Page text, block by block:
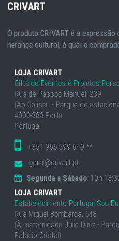
CRIVART
O produto CRIVART é a expressão
herança cultural, à qual o
LOJA CRIVART
Gifts de Eventos e Projetos
Rua de Passos Manuel, 239
(Ao Coliseu - Parque de
4000-383 Porto
Portugal
+351 966 599 649 **
geral@crivart.pt
Segunda a Sábado: 10h-
LOJA CRIVART
Estabelecimento Portugal Sou Eu
Rua Miguel Bombarda, 648
(À maternidade Júlio Diniz -
Palácio Cristal)